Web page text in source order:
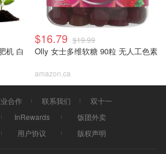
机 白
$16.79 $19.99
Olly 女士多维软糖 90粒 无人工色素
amazon.ca
合作 联系我们
双十一
InRewards
饭团外卖
用户协议 版权声明